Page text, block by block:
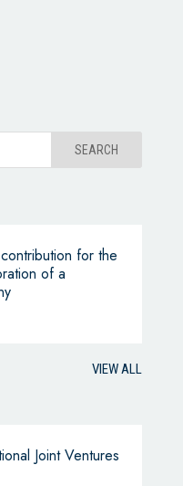
for the
of a
VIEW ALL
Joint Ventures